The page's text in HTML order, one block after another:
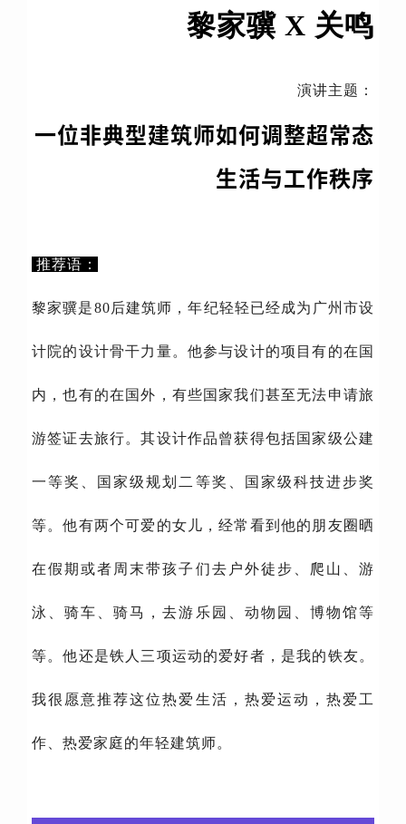
黎家骥 X 关鸣
演讲主题：
一位非典型建筑师如何调整超常态
生活与工作秩序
推荐语：
黎家骥是80后建筑师，年纪轻轻已经成为广州市设
计院的设计骨干力量。他参与设计的项目有的在国
内，也有的在国外，有些国家我们甚至无法申请旅
游签证去旅行。其设计作品曾获得包括国家级公建
一等奖、国家级规划二等奖、国家级科技进步奖
等。他有两个可爱的女儿，经常看到他的朋友圈晒
在假期或者周末带孩子们去户外徒步、爬山、游
泳、骑车、骑马，去游乐园、动物园、博物馆等
等。他还是铁人三项运动的爱好者，是我的铁友。
我很愿意推荐这位热爱生活，热爱运动，热爱工
作、热爱家庭的年轻建筑师。